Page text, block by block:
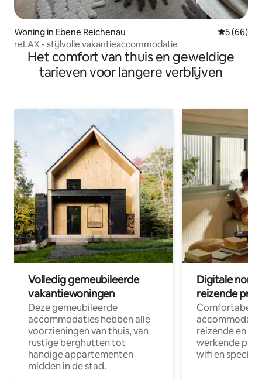
Woning in Ebene Reichenau
5 (66)
reLAX - stijlvolle vakantieaccommodatie
Het comfort van thuis en geweldige
tarieven voor langere verblijven
Volledig gemeubileerde
vakantiewoningen
Deze gemeubileerde
accommodaties hebben alle
voorzieningen van thuis, van
rustige berghutten tot
handige appartementen
midden in de stad.
Digitale
reizende
Comfortabele
reizende en
werkende
wifi en